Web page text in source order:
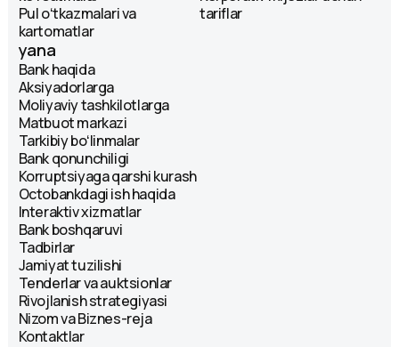
Pul oʻtkazmalari va
kartomatlar
tariflar
yana
Bank haqida
Aksiyadorlarga
Moliyaviy tashkilotlarga
Matbuot markazi
Tarkibiy boʻlinmalar
Bank qonunchiligi
Korruptsiyaga qarshi kurash
Octobankdagi ish haqida
Interaktiv xizmatlar
Bank boshqaruvi
Tadbirlar
Jamiyat tuzilishi
Tenderlar va auktsionlar
Rivojlanish strategiyasi
Nizom va Biznes-reja
Kontaktlar